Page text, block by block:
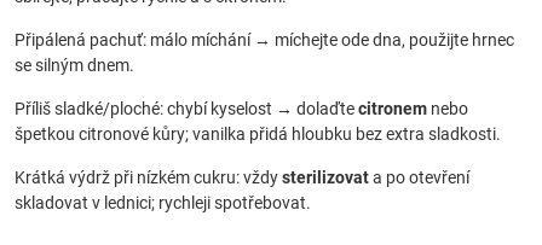
Připálená pachuť: málo míchání → míchejte ode dna, použijte hrnec
se silným dnem.
Příliš sladké/ploché: chybí kyselost → dolaďtecitronem nebo
špetkou citronové kůry; vanilka přidá hloubku bez extra sladkosti.
Krátká výdrž při nízkém cukru: vždysterilizovata po otevření
skladovat v lednici; rychleji spotřebovat.